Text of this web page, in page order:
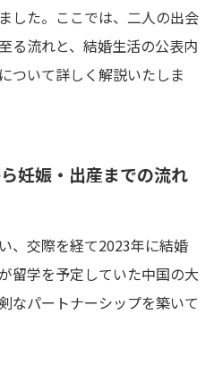
した。ここでは、二人の出会
る流れと、結婚生活の公表内
ついて詳しく解説いたしま
妊娠・出産までの流れ
、交際を経て2023年に結婚
留学を予定していた中国の大
なパートナーシップを築いて